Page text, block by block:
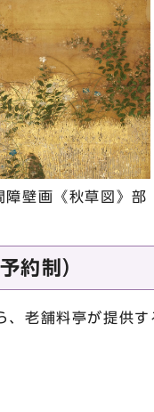
障壁画《秋草図》部
約制）
老舗料亭が提供す